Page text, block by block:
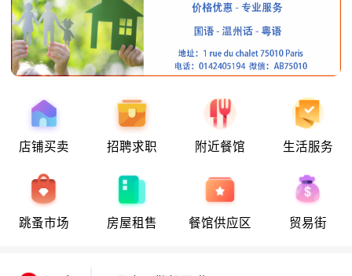
店铺买卖 招聘求职 附近餐馆 生活服务
跳蚤市场 房屋租售 餐馆供应区 贸易街
八月十五警惕恐袭！